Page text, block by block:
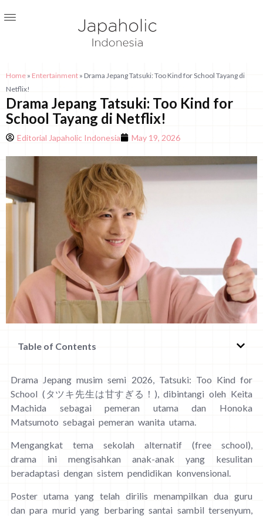
Home » Entertainment » Drama Jepang Tatsuki: Too Kind for School Tayang di
Netflix!
Drama Jepang Tatsuki: Too Kind for
School Tayang di Netflix!
Editorial Japaholic Indonesia May 19, 2026
Table of Contents
Drama Jepang musim semi 2026, Tatsuki: Too Kind for
School (タツキ先生は甘すぎる！), dibintangi oleh Keita
Machida sebagai pemeran utama dan Honoka
Matsumoto sebagai pemeran wanita utama.
Mengangkat tema sekolah alternatif (free school),
drama ini mengisahkan anak-anak yang kesulitan
beradaptasi dengan sistem pendidikan konvensional.
Poster utama yang telah dirilis menampilkan dua guru
dan para murid yang berbaring santai sambil tersenyum,